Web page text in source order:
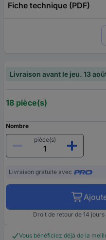
Fiche technique (PDF)
Livraison avant le jeu. 13
18 pièce(s)
Nombre
pièce(s)
Livraison gratuite avec
Droit de retour de 14
Vous bénéficiez déjà de la